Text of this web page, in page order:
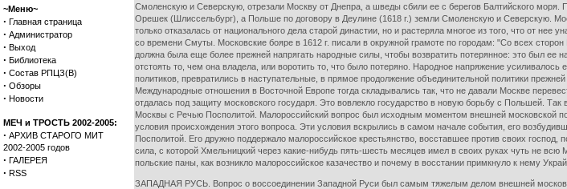
~Меню~
· Главная страница
· Администратор
· Выход
· Библиотека
· Состав РПЦЗ(В)
· Обзоры
· Новости
МЕЧ и ТРОСТЬ 2002-2005:
· АРХИВ СТАРОГО МИТ
2002-2005 годов
· ГАЛЕРЕЯ
· RSS
Смоленскую и Северскую, отрезали Москву от Днепра, а шведы сбили ее с берегов Балтийского
Орешек (Шлиссельбург), а Польше по договору в Деулине (1618 г.) земли Смоленскую и Северскую.
только отказалась от национального дела старой династии, но и растеряла многое из того, что от
со времени Смуты. Московские бояре в 1612 г. писали в окружной грамоте по городам: "Со всех
должна была еще более прежней напрягать народные силы, чтобы возвратить потерянное: это был
отстоять то, чем она владела, или воротить то, что было потеряно. Народное напряжение
политиков, превратились в наступательные, в прямое продолжение объединительной политики
Международные отношения в Восточной Европе тогда складывались так, что не давали Москве
отдалась под защиту московского государя. Это вовлекло государство в новую борьбу с Польшей.
Москвы с Речью Посполитой. Малороссийский вопрос был исходным моментом внешней московской
условия происхождения этого вопроса. Эти условия вскрылись в самом начале события, его
Посполитой. Его дружно поддержало малороссийское крестьянство, восставшее против своих
сила, с которой Хмельницкий через какие-нибудь пять-шесть месяцев имел в своих руках чуть не
польские паны, как возникло малороссийское казачество и почему в восстании примкнуло к нему
ЗАПАДНАЯ РУСЬ. Вопрос о воссоединении Западной Руси был самым тяжелым делом внешней